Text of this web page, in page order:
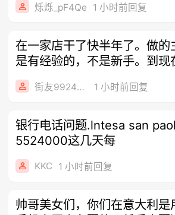
烁烁_pF4Qe 1 小时前回复
在一家店干了快半年了。做的
是有经验的，不是新手。到现
资，正
街友99243404 1 小时前回复
银行电话问题.lntesa san
5524000这几天每
KKC 1 小时前回复
帅哥美女们，你们在意大利